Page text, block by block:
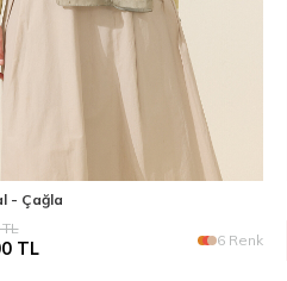
- Çağla
TL 6 Renk